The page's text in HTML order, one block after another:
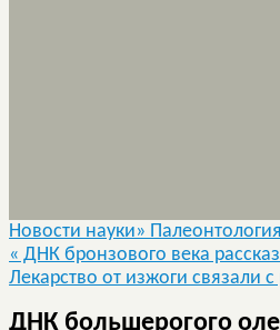
Новости науки»
« ДНК бронзового века
Лекарство от изжоги связали
ДНК большерогого